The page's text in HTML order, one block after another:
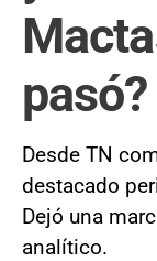
pasó?
Desde TN
destacado
Dejó una
analítico.